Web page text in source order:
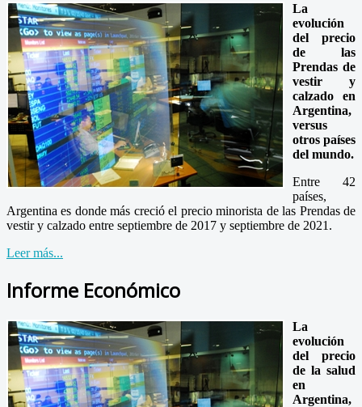
La
evolución
del precio
de las
Prendas de
vestir y
calzado en
Argentina,
versus
otros países
del mundo.
Entre 42
países,
Argentina es donde más creció el precio minorista de las Prendas de
vestir y calzado entre septiembre de 2017 y septiembre de 2021.
Leer más...
Informe Económico
La
evolución
del precio
de la salud
en
Argentina,